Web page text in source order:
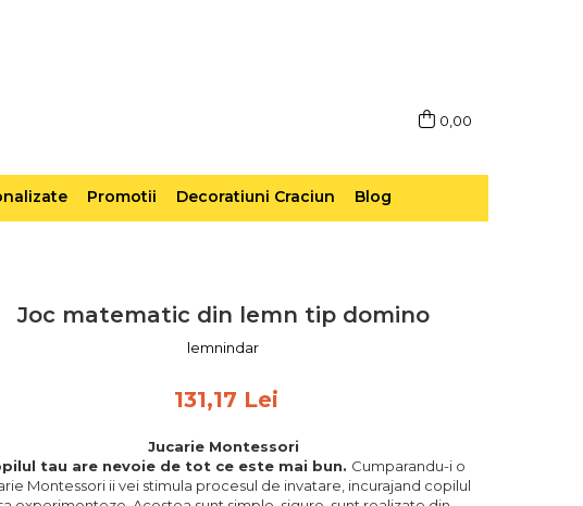
0,00
Promotii Decoratiuni Craciun Blog
Joc matematic din lemn tip domino
lemnindar
131,17 Lei
Jucarie Montessori
tau are nevoie de tot ce este mai bun. Cumparandu-i o
Montessori ii vei stimula procesul de invatare, incurajand copilul